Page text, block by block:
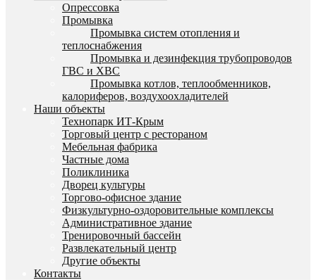
Опрессовка
Промывка
Промывка систем отопления и
теплоснабжения
Промывка и дезинфекция трубопроводов
ГВС и ХВС
Промывка котлов, теплообменников,
калориферов, воздухоохладителей
Наши объекты
Технопарк ИТ-Крым
Торговый центр с рестораном
Мебельная фабрика
Частные дома
Поликлиника
Дворец культуры
Торгово-офисное здание
Физкультурно-оздоровительные комплексы
Административное здание
Тренировочный бассейн
Развлекательный центр
Другие объекты
Контакты